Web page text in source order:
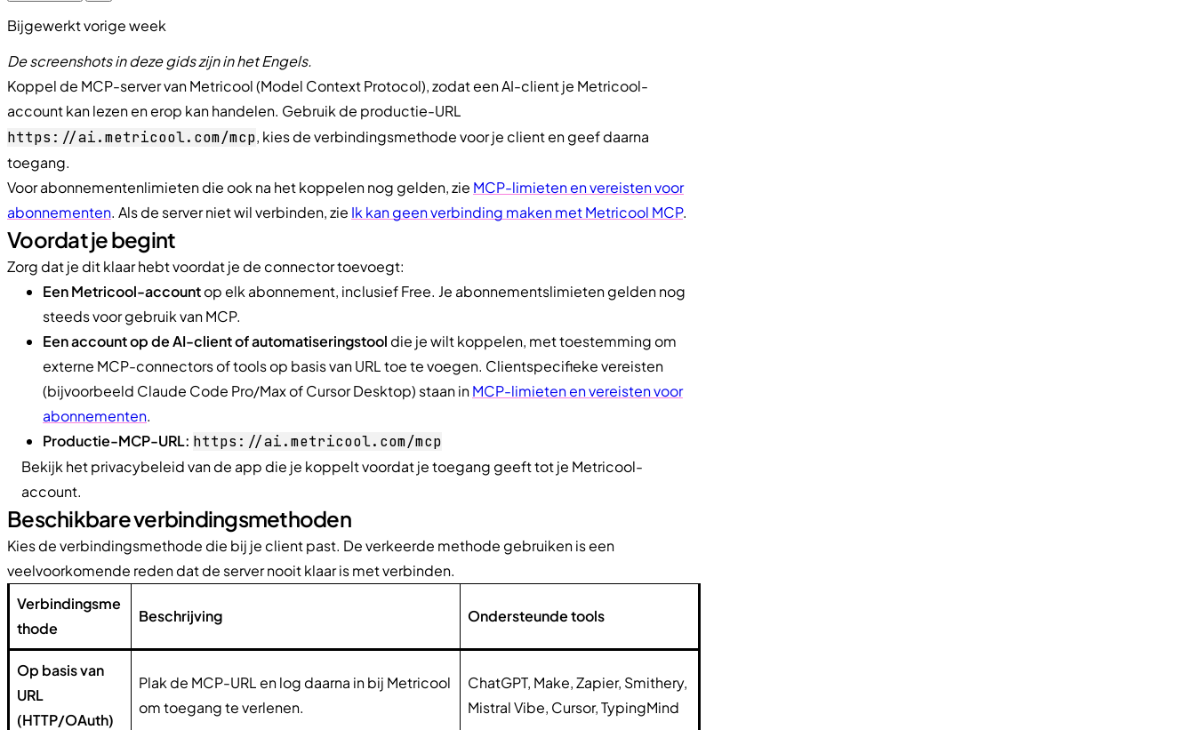
Bijgewerkt vorige week
De screenshots in deze gids zijn in het Engels.
Koppel de MCP-server van Metricool (Model Context Protocol), zodat een AI-client je Metricool-
account kan lezen en erop kan handelen. Gebruik de productie-URL
https://ai.metricool.com/mcp, kies de verbindingsmethode voor je client en geef daarna
toegang.
Voor abonnementenlimieten die ook na het koppelen nog gelden, zie MCP-limieten en vereisten voor
abonnementen. Als de server niet wil verbinden, zie Ik kan geen verbinding maken met Metricool MCP.
Voordat je begint
Zorg dat je dit klaar hebt voordat je de connector toevoegt:
Een Metricool-accountop elk abonnement, inclusief Free. Je abonnementslimieten gelden nog
steeds voor gebruik van MCP.
Een account op de AI-client of automatiseringstool die je wilt koppelen, met toestemming om
externe MCP-connectors of tools op basis van URL toe te voegen. Clientspecifieke vereisten
(bijvoorbeeld Claude Code Pro/Max of Cursor Desktop) staan inMCP-limieten en vereisten voor
abonnementen.
Productie-MCP-URL: https://ai.metricool.com/mcp
Bekijk het privacybeleid van de app die je koppelt voordat je toegang geeft tot je Metricool-
account.
Beschikbare verbindingsmethoden
Kies de verbindingsmethode die bij je client past. De verkeerde methode gebruiken is een
veelvoorkomende reden dat de server nooit klaar is met verbinden.
Verbindingsme
thode
Beschrijving Ondersteunde tools
Op basis van
URL
(HTTP/OAuth)
Plak de MCP-URL en log daarna in bij Metricool
om toegang te verlenen.
ChatGPT, Make, Zapier, Smithery,
Mistral Vibe, Cursor, TypingMind